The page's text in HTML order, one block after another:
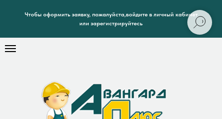
Чтобы оформить заявку, пожалуйста,войдите в личный кабинет
или зарегистрируйтесь